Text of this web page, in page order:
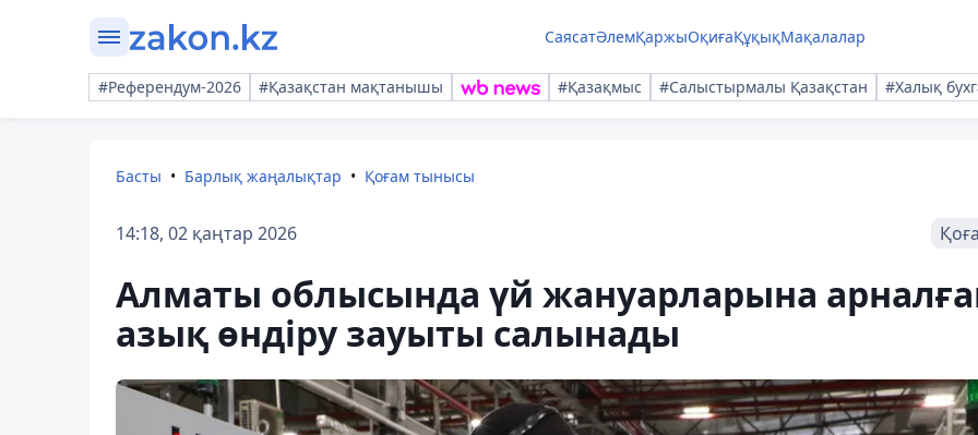
СаясатӘлемҚаржыОқиғаҚұқықМақалалар
#Референдум-2026 #Қазақстан мақтанышы #Қазақмыс #Салыстырмалы Қазақстан #Халық
Басты Барлық жаңалықтар Қоғам тынысы
14:18, 02 қаңтар 2026
Алматы облысында үй жануарларына
азық өндіру зауыты салынады